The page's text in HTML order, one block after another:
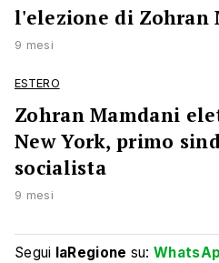
l'elezione di Zohran
9 mesi
ESTERO
Zohran Mamdani
New York, primo
socialista
9 mesi
Segui laRegione su: